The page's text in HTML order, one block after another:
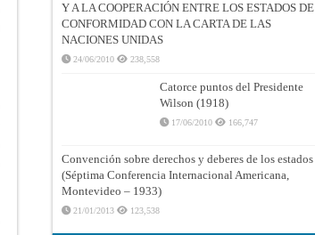
Y A LA COOPERACIÓN ENTRE LOS ESTADOS DE
CONFORMIDAD CON LA CARTA DE LAS
NACIONES UNIDAS
24/06/2010 238,558
Catorce puntos del Presidente
Wilson (1918)
17/06/2010 166,747
Convención sobre derechos y deberes de los estados
(Séptima Conferencia Internacional Americana,
Montevideo – 1933)
21/01/2013 123,538